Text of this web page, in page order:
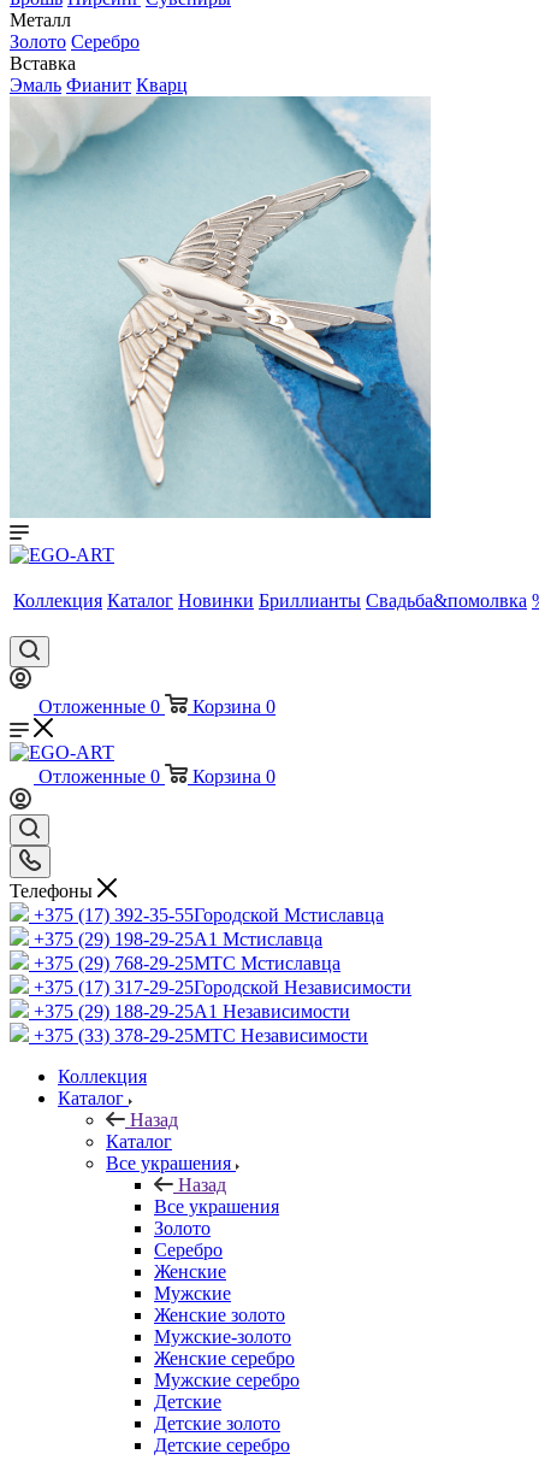
Металл
Золото Серебро
Вставка
Эмаль Фианит Кварц
Коллекция Каталог Новинки Бриллианты Свадьба&помолвка
Отложенные 0 Корзина 0
Отложенные 0 Корзина 0
Телефоны
+375 (17) 392-35-55Городской Мстиславца
+375 (29) 198-29-25A1 Мстиславца
+375 (29) 768-29-25МТС Мстиславца
+375 (17) 317-29-25Городской Независимости
+375 (29) 188-29-25A1 Независимости
+375 (33) 378-29-25МТС Независимости
Коллекция
Каталог
Назад
Каталог
Все украшения
Назад
Все украшения
Золото
Серебро
Женские
Мужские
Женские золото
Мужские-золото
Женские серебро
Мужские серебро
Детские
Детские золото
Детские серебро